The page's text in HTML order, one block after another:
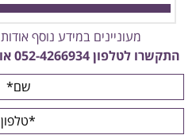
מעוניינים במידע נוסף
התקשרו לטלפון052-4266934